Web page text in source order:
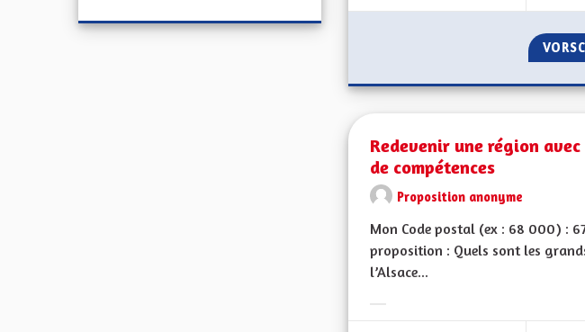
Redevenir une région
de compétences
Proposition anonyme
Mon Code postal (ex : 68 000) :
proposition : Quels sont les
l’Alsace...